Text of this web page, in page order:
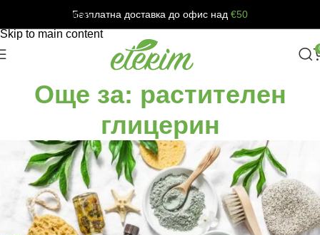
Skip to navigation
Skip to main content
Безплатна доставка до офис над €50
Още за: растителен
глицерин